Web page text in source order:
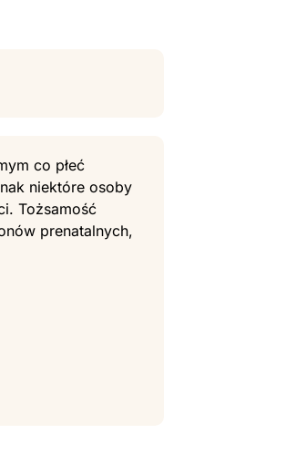
co płeć
niektóre osoby
Tożsamość
prenatalnych,